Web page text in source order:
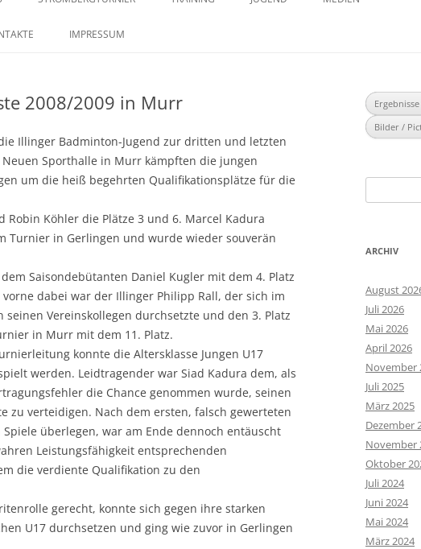
SAISON 2023 – MANNSCHAFTEN –
29. STROMBERGTURNIER 2026
27. STROMBERGTURNIER 2024
25. STROMBERTURNIER 2022
IMPRESSUM
2008/2009 in Murr
Illinger Badminton-Jugend zur dritten und letzten
Sporthalle in Murr kämpften die jungen
um die heiß begehrten Qualifikationsplätze für die
Köhler die Plätze 3 und 6. Marcel Kadura
Turnier in Gerlingen und wurde wieder souverän
Saisondebütanten Daniel Kugler mit dem 4. Platz
dabei war der Illinger Philipp Rall, der sich im
Vereinskollegen durchsetzte und den 3. Platz
in Murr mit dem 11. Platz.
konnte die Altersklasse Jungen U17
werden. Leidtragender war Siad Kadura dem, als
die Chance genommen wurde, seinen
zu verteidigen. Nach dem ersten, falsch gewerteten
überlegen, war am Ende dennoch entäuscht
Leistungsfähigkeit entsprechenden
die verdiente Qualifikation zu den
gerecht, konnte sich gegen ihre starken
U17 durchsetzen und ging wie zuvor in Gerlingen
Bilder /
nach:
ARCHIV
August
Juli 2026
Mai 2026
April 2026
November
Juli 2025
März 2025
Dezember
November
Oktober
Juli 2024
Juni 2024
Mai 2024
März 2024